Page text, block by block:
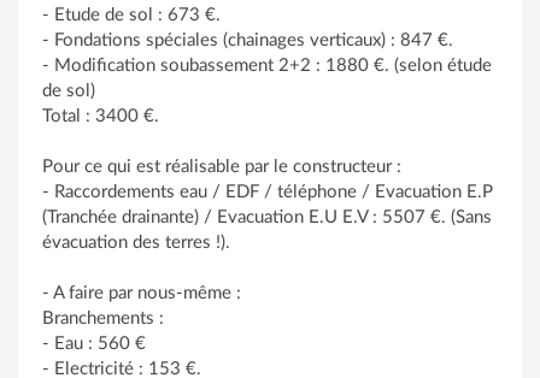
- Etude de sol : 673 €.
- Fondations spéciales (chainages verticaux) : 847 €.
- Modification soubassement 2+2 : 1880 €. (selon étude
de sol)
Total : 3400 €.
Pour ce qui est réalisable par le constructeur :
- Raccordements eau / EDF / téléphone / Evacuation E.P
(Tranchée drainante) / Evacuation E.U E.V : 5507 €. (Sans
évacuation des terres !).
- A faire par nous-même :
Branchements :
- Eau : 560 €
- Electricité : 153 €.